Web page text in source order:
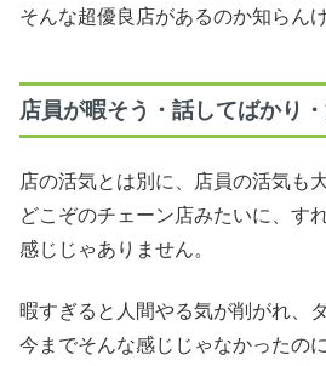
そんな超優良店があるのか知らんけ
店員が暇そう・話してばかり
店の活気とは別に、店員の活気も
どこぞのチェーン店みたいに、す
感じじゃありません。
暇すぎると人間やる気が削がれ、
今までそんな感じじゃなかったの